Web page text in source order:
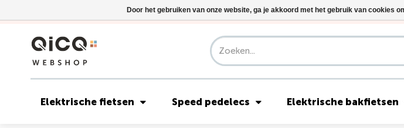
Riese & Müller Nevo5 Silent Core
Elektrische fietsen Speed pedelecs Elektrische bakfietsen
Door het gebruiken van onze website, ga je akkoord met het gebruik van cookies